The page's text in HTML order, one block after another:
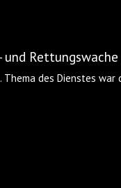
und
des Dienstes